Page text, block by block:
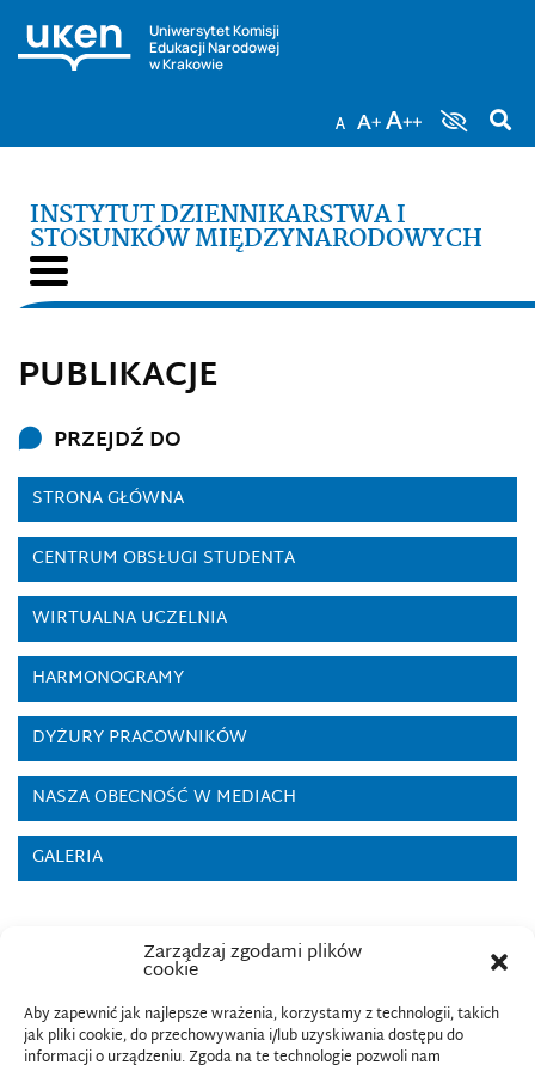
Zarządzaj zgodami plików
cookie
Aby zapewnić jak najlepsze wrażenia, korzystamy z technologii, takich
jak pliki cookie, do przechowywania i/lub uzyskiwania dostępu do
informacji o urządzeniu. Zgoda na te technologie pozwoli nam
Uniwersytet Komisji
Edukacji Narodowej
w Krakowie
INSTYTUT DZIENNIKARSTWA I
STOSUNKÓW MIĘDZYNARODOWYCH
PUBLIKACJE
PRZEJDŹ DO
STRONA GŁÓWNA
CENTRUM OBSŁUGI STUDENTA
WIRTUALNA UCZELNIA
HARMONOGRAMY
DYŻURY PRACOWNIKÓW
NASZA OBECNOŚĆ W MEDIACH
GALERIA